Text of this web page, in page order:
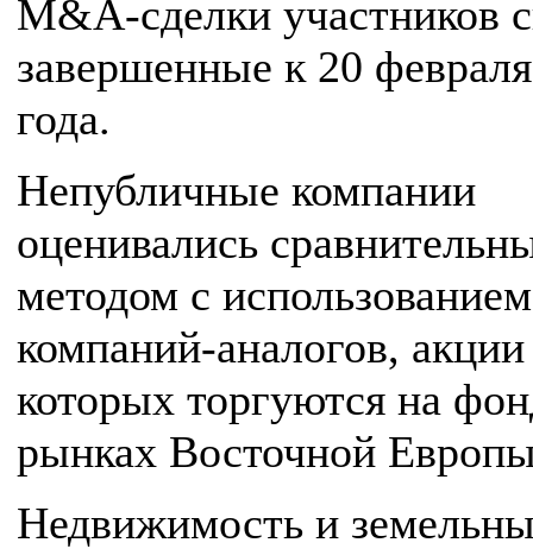
M&A-сделки участников
завершенные к 20
года.
Непубличные компании
оценивались
методом с использованием
компаний-аналогов, акции
которых торгуются на
рынках Восточной
Недвижимость и